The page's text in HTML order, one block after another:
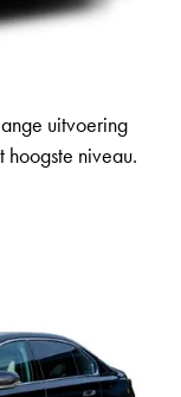
uitvoering
niveau.